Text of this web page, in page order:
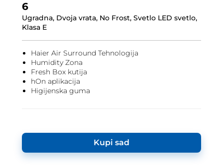
6
Ugradna, Dvoja vrata, No Frost, Svetlo LED svetlo,
Klasa E
Haier Air Surround Tehnologija
Humidity Zona
Fresh Box kutija
hOn aplikacija
Higijenska guma
Kupi sad